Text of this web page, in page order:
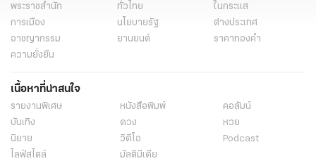
พระราชสำนัก ทั่วไทย
ในกระแส
การเมือง
นโยบายรัฐ
ต่างประเทศ
อาชญากรรม
ยานยนต์
ราคาทองคำ
ความยั่งยืน
เนื้อหาที่น่าสนใจ
รายงานพิเศษ หนังสือพิมพ์
คอลัมน์
บันเทิง
ดวง
หวย
นิยาย
วิดีโอ
Podcast
ไลฟ์สไตล์
มัลติมีเดีย